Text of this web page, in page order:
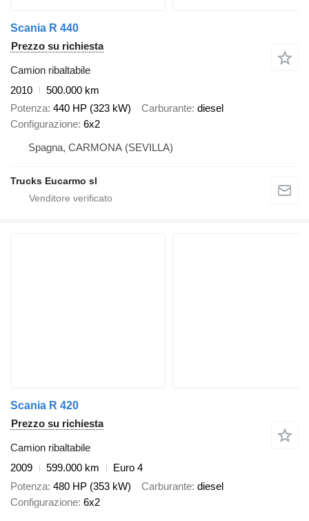
Scania R 440
Prezzo su richiesta
Camion ribaltabile
2010
500.000 km
Potenza 440 HP (323 kW) Carburante diesel
Configurazione 6x2
Spagna, CARMONA (SEVILLA)
Trucks Eucarmo sl
Scania R 420
Prezzo su richiesta
Camion ribaltabile
2009
599.000 km
Euro 4
Potenza 480 HP (353 kW) Carburante diesel
Configurazione 6x2